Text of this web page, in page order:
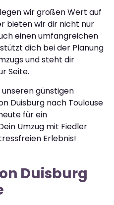
wir großen Wert auf
bieten wir dir nicht nur
einen umfangreichen
dich bei der Planung
und steht dir
Seite.
günstigen
Duisburg nach Toulouse
für ein
Umzug mit Fiedler
Erlebnis!
Duisburg